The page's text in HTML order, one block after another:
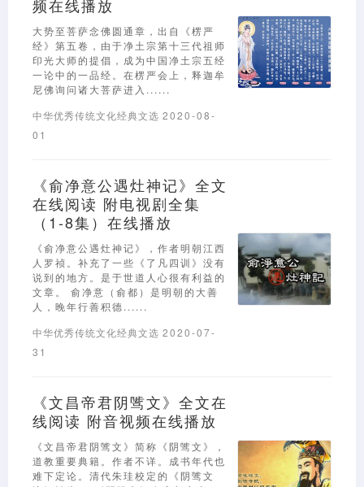
频在线播放
大势至菩萨念佛圆通章，出自《楞严
经》第五卷，由于净土宗第十三代祖师
印光大师的提倡，成为中国净土宗五经
一论中的一品经。在楞严会上，释迦牟
尼佛询问诸大菩萨进入......
中华优秀传统文化经典文选 2020-08-
01
《俞净意公遇灶神记》全文
在线阅读 附电视剧全集
（1-8集）在线播放
《俞净意公遇灶神记》，作者明朝江西
人罗祯。补充了一些《了凡四训》没有
说到的地方。是于世道人心很有利益的
文章。 俞净意（俞都）是明朝的大善
人，晚年行善积德......
中华优秀传统文化经典文选 2020-07-
31
《文昌帝君阴骘文》全文在
线阅读 附音视频在线播放
《文昌帝君阴骘文》简称《阴骘文》，
道教重要典籍。作者不详。成书年代也
难下定论。清代朱珪校定的《阴骘文